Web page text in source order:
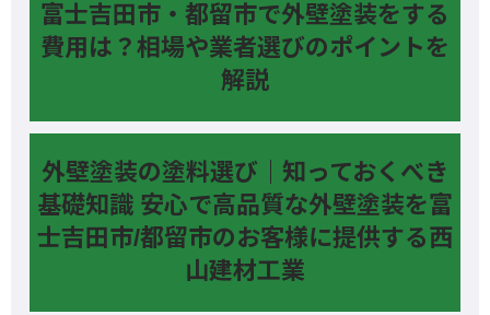
富士吉田市・都留市で外壁塗装をする
費用は？相場や業者選びのポイントを
解説
外壁塗装の塗料選び｜知っておくべき
基礎知識 安心で高品質な外壁塗装を富
士吉田市/都留市のお客様に提供する西
山建材工業